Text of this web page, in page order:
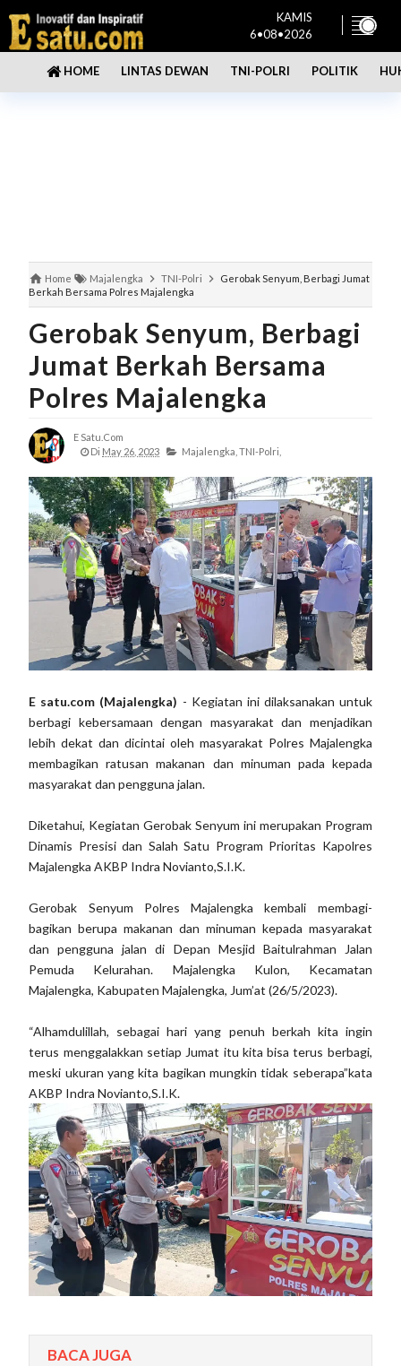
KAMIS
6•08•2026
HOME LINTAS DEWAN TNI-POLRI POLITIK
Home Majalengka TNI-Polri
Gerobak Senyum, Berbagi Jumat
Berkah Bersama Polres Majalengka
Gerobak Senyum, Berbagi
Jumat Berkah Bersama
Polres Majalengka
E Satu.com
Di May 26, 2023 Majalengka, TNI-Polri,
E satu.com (Majalengka) - Kegiatan ini dilaksanakan untuk
berbagi kebersamaan dengan masyarakat dan menjadikan
lebih dekat dan dicintai oleh masyarakat Polres Majalengka
membagikan ratusan makanan dan minuman pada kepada
masyarakat dan pengguna jalan.
Diketahui, Kegiatan Gerobak Senyum ini merupakan Program
Dinamis Presisi dan Salah Satu Program Prioritas Kapolres
Majalengka AKBP Indra Novianto,S.I.K.
Gerobak Senyum Polres Majalengka kembali membagi-
bagikan berupa makanan dan minuman kepada masyarakat
dan pengguna jalan di Depan Mesjid Baitulrahman Jalan
Pemuda Kelurahan. Majalengka Kulon, Kecamatan
Majalengka, Kabupaten Majalengka, Jum’at (26/5/2023).
“Alhamdulillah, sebagai hari yang penuh berkah kita ingin
terus menggalakkan setiap Jumat itu kita bisa terus berbagi,
meski ukuran yang kita bagikan mungkin tidak seberapa”kata
AKBP Indra Novianto,S.I.K.
BACA JUGA